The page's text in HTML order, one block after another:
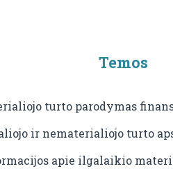
Temos
turto parodymas
ir nematerialiojo turto
apie ilgalaikio